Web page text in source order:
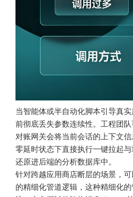
当智能体或半自动化脚本引导真
前彻底丢失参数连续性。工程团
对账网关会将当前会话的上下文
零延时状态下直接执行一键拉起
还原进后端的分析数据库中。
针对跨越应用商店断层的场景，
的精细化管道逻辑，这种精细化